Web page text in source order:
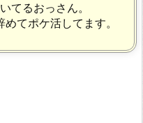
てるおっさん。
てポケ活してます。